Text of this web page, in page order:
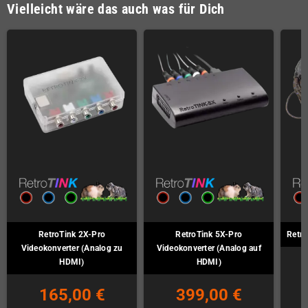
Vielleicht wäre das auch was für Dich
RetroTink 2X-Pro
Videokonverter (Analog zu
HDMI)
165,00 €
RetroTink 5X-Pro
Videokonverter (Analog auf
HDMI)
399,00 €